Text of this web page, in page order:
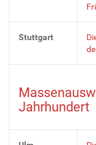
Stuttgart
Jahrhundert